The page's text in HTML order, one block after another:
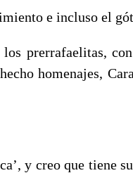
e incluso el
prerrafaelitas,
homenajes,
y creo que tiene